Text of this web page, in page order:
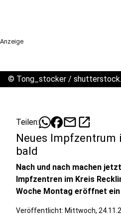
Anzeige
© Tong_stocker /
Teilen: mailopen_in_new
Neues
bald
Nach und nach machen
Impfzentren im Kreis
Woche Montag eröffnet
Veröffentlicht: Mittwoch,